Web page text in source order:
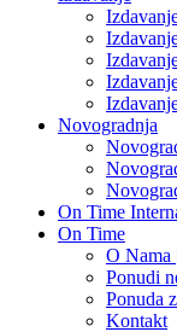
Novogradnja
On Time
On Time
O Nama
Ponudi
Ponuda
Kontakt